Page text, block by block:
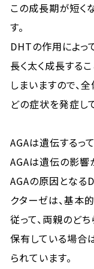
この成長期が短く
す。
DHTの作用によっ
長く太く成長する
しまいますので、
どの症状を発症し
AGAは遺伝するっ
AGAは遺伝の影響
AGAの原因となる
クターゼは、基本
従って、両親のど
保有している場合
られています。